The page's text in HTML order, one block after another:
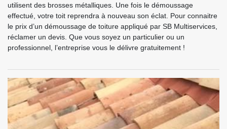
utilisent des brosses métalliques. Une fois le démoussage
effectué, votre toit reprendra à nouveau son éclat. Pour connaitre
le prix d’un démoussage de toiture appliqué par SB Multiservices,
réclamer un devis. Que vous soyez un particulier ou un
professionnel, l’entreprise vous le délivre gratuitement !